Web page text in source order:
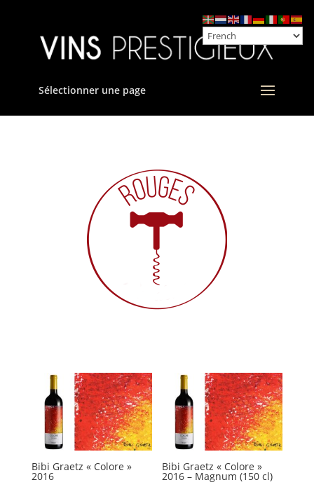
Sélectionner une page
Bibi Graetz « Colore »
2016
Bibi Graetz « Colore »
2016 – Magnum (150 cl)